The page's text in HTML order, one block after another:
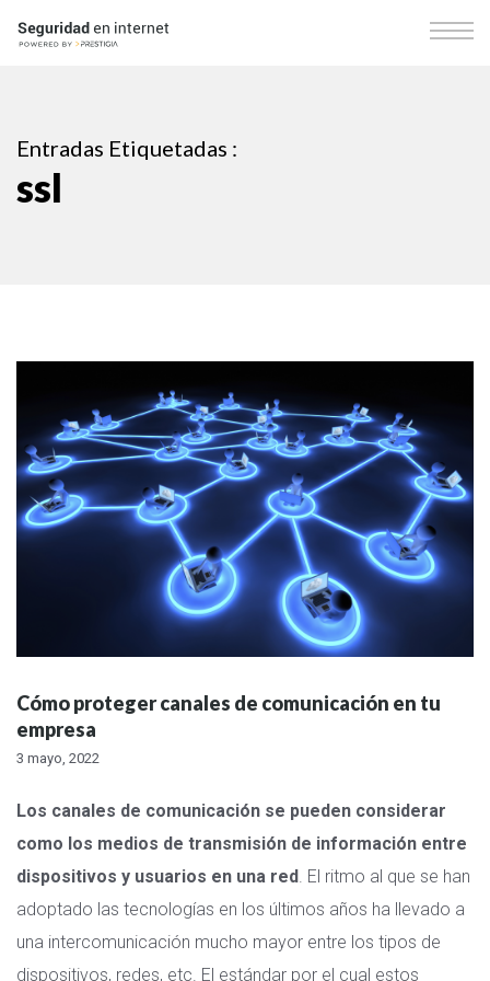
Entradas Etiquetadas :
ssl
Cómo proteger canales de comunicación en tu
empresa
3 mayo, 2022
Los canales de comunicación se pueden considerar
como los medios de transmisión de información entre
dispositivos y usuarios en una red . El ritmo al que se han
adoptado las tecnologías en los últimos años ha llevado a
una intercomunicación mucho mayor entre los tipos de
dispositivos, redes, etc. El estándar por el cual estos